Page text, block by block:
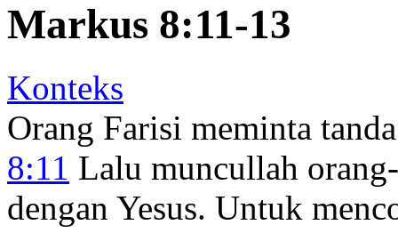
Markus 8:11-13
Konteks
Orang Farisi meminta tanda
8:11 Lalu muncullah
dengan Yesus. Untuk